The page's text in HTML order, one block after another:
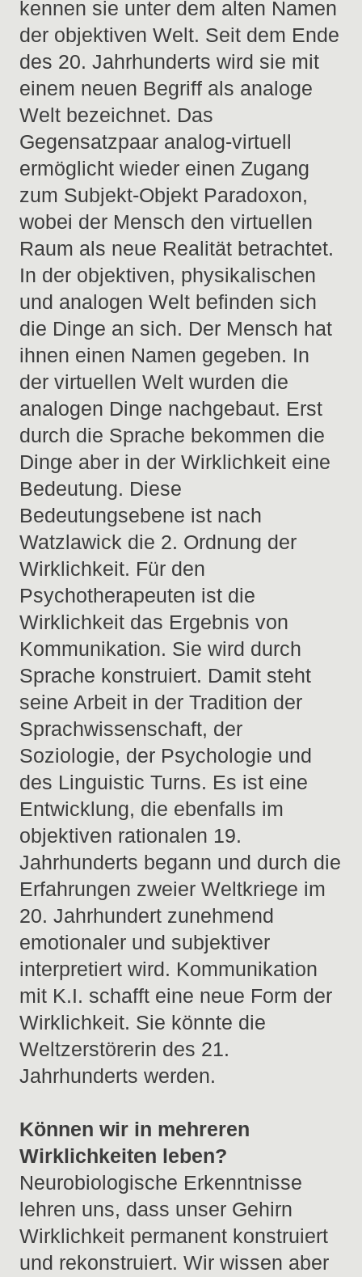
kennen sie unter dem alten Namen
der objektiven Welt. Seit dem Ende
des 20. Jahrhunderts wird sie mit
einem neuen Begriff als analoge
Welt bezeichnet. Das
Gegensatzpaar analog-virtuell
ermöglicht wieder einen Zugang
zum Subjekt-Objekt Paradoxon,
wobei der Mensch den virtuellen
Raum als neue Realität betrachtet.
In der objektiven, physikalischen
und analogen Welt befinden sich
die Dinge an sich. Der Mensch hat
ihnen einen Namen gegeben. In
der virtuellen Welt wurden die
analogen Dinge nachgebaut. Erst
durch die Sprache bekommen die
Dinge aber in der Wirklichkeit eine
Bedeutung. Diese
Bedeutungsebene ist nach
Watzlawick die 2. Ordnung der
Wirklichkeit. Für den
Psychotherapeuten ist die
Wirklichkeit das Ergebnis von
Kommunikation. Sie wird durch
Sprache konstruiert. Damit steht
seine Arbeit in der Tradition der
Sprachwissenschaft, der
Soziologie, der Psychologie und
des Linguistic Turns. Es ist eine
Entwicklung, die ebenfalls im
objektiven rationalen 19.
Jahrhunderts begann und durch die
Erfahrungen zweier Weltkriege im
20. Jahrhundert zunehmend
emotionaler und subjektiver
interpretiert wird. Kommunikation
mit K.I. schafft eine neue Form der
Wirklichkeit. Sie könnte die
Weltzerstörerin des 21.
Jahrhunderts werden.
Können wir in mehreren
Wirklichkeiten leben?
Neurobiologische Erkenntnisse
lehren uns, dass unser Gehirn
Wirklichkeit permanent konstruiert
und rekonstruiert. Wir wissen aber